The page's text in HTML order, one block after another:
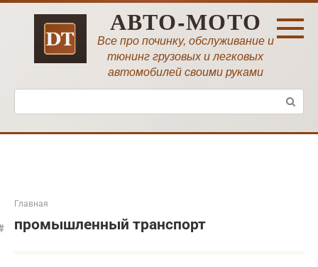
Перейти
АВТО-МОТО
Все про починку, обслуживание и
тюнинг грузовых и легковых
автомобилей своими руками
Поиск:
Главная
промышленный транспорт